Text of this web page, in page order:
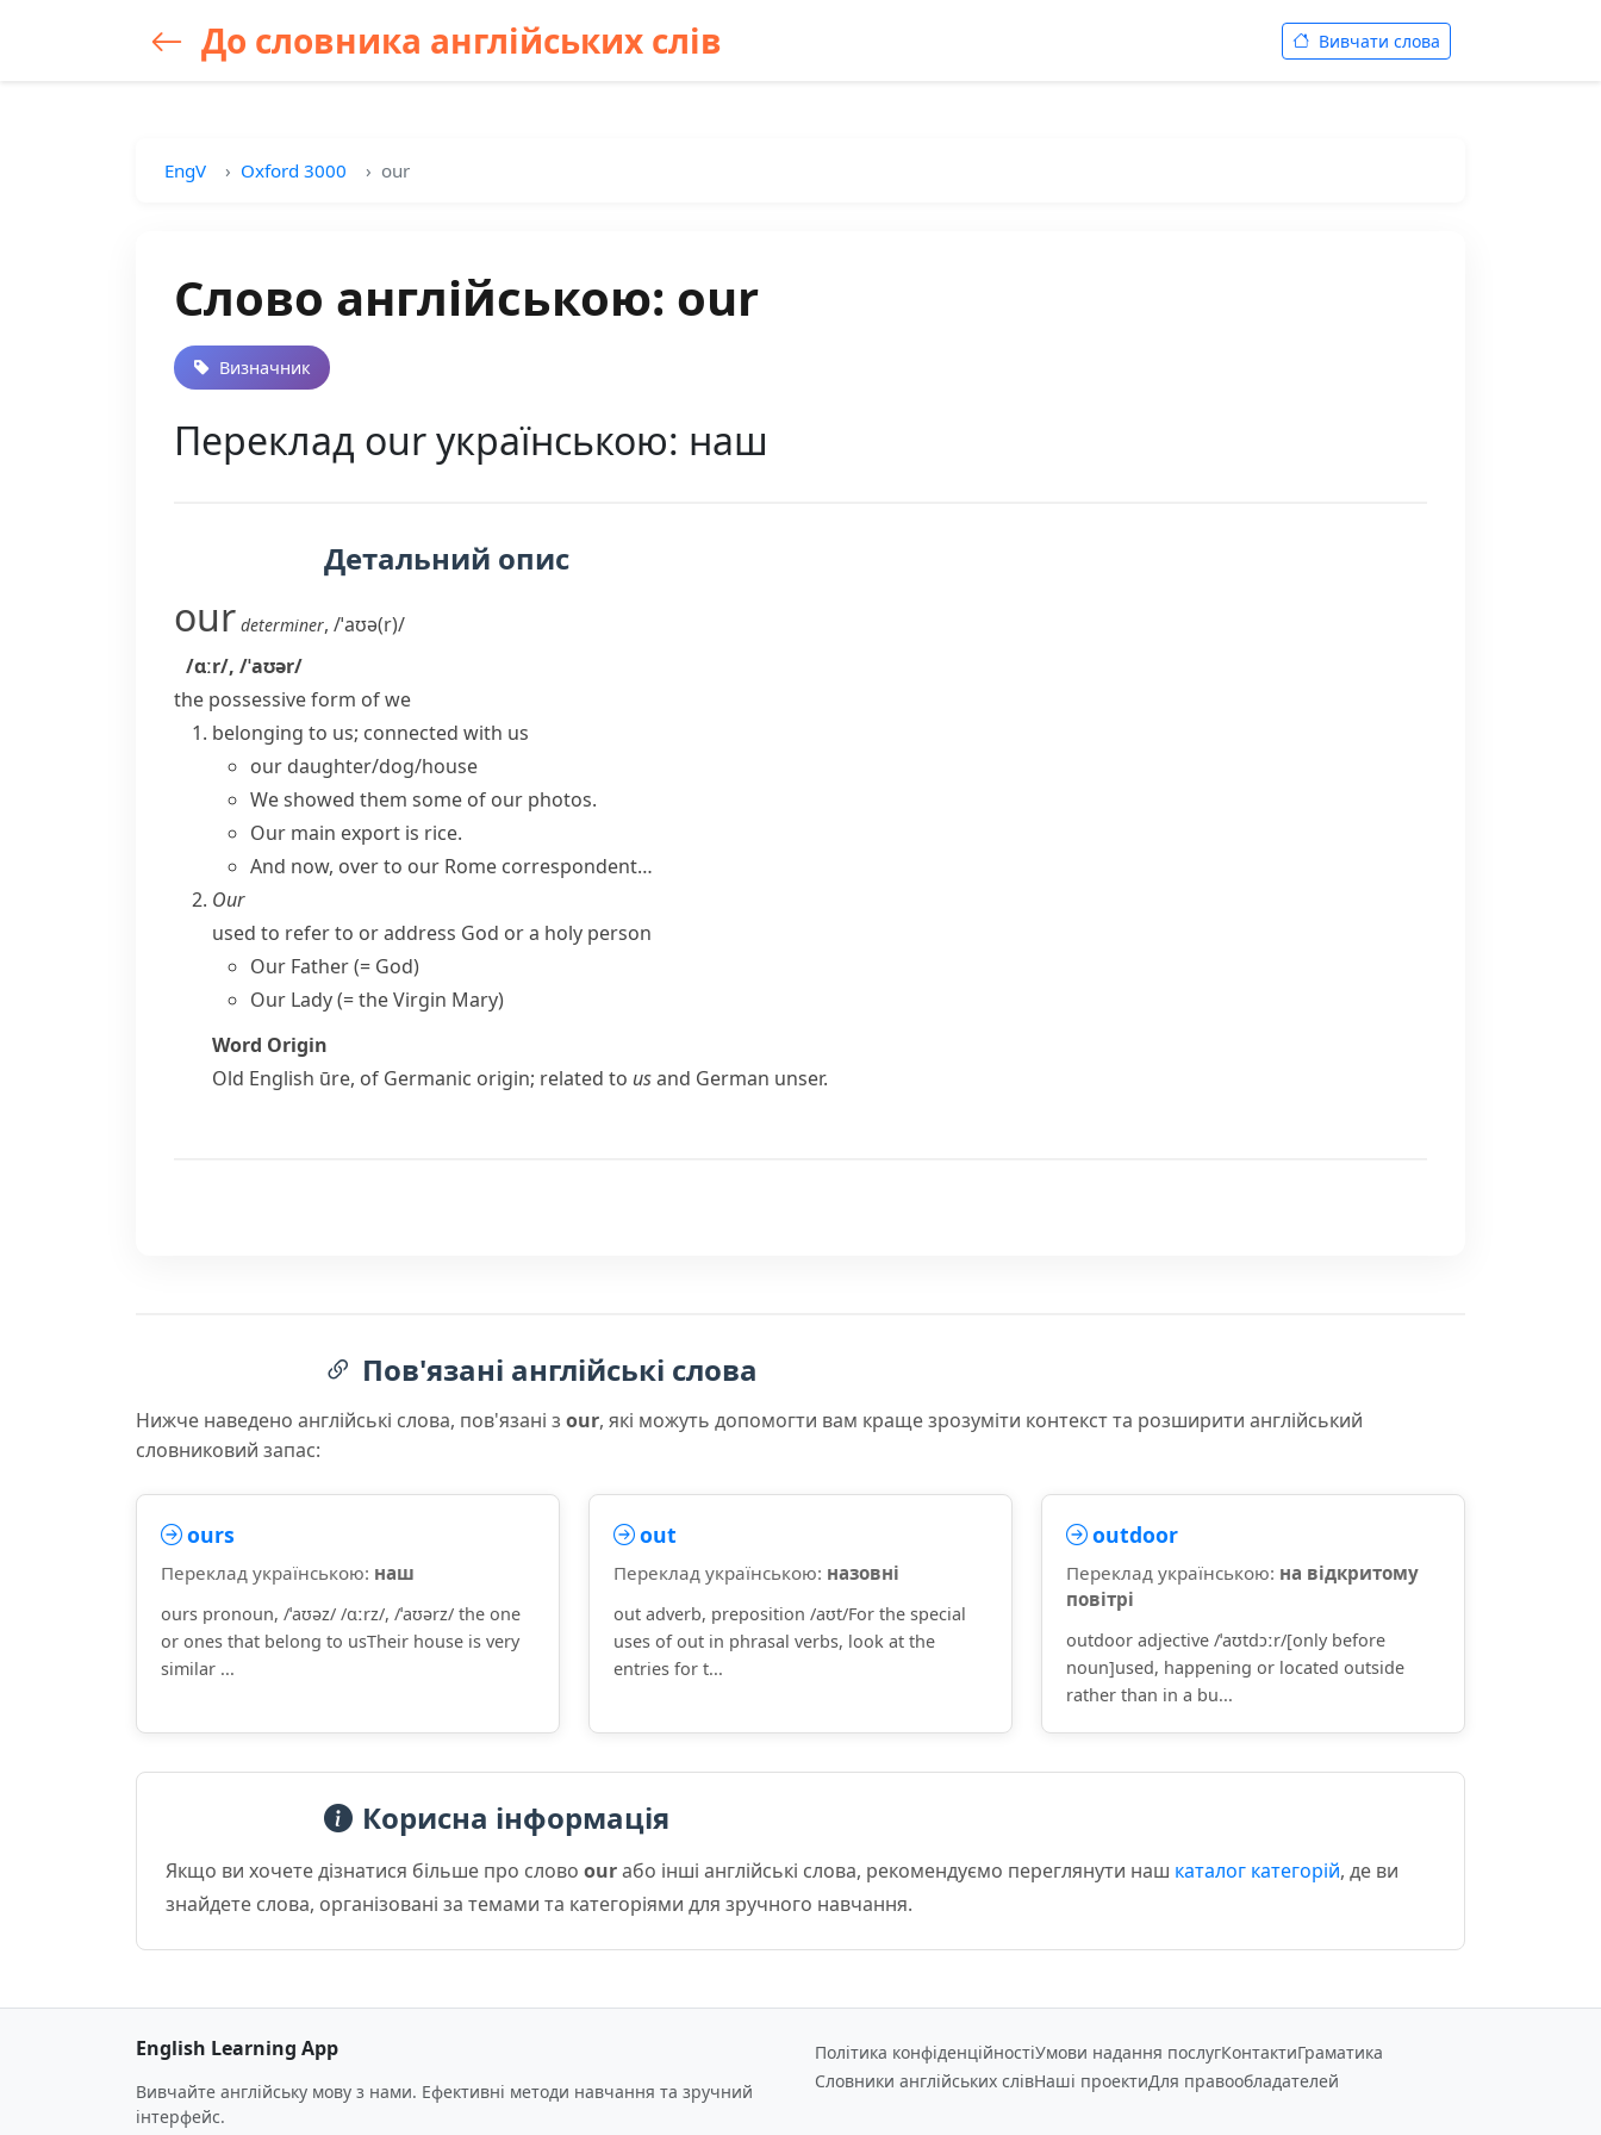
До словника англійських слів Вивчати слова
EngV Oxford 3000 our
Слово англійською: our
Визначник
Переклад our українською: наш
Детальний опис
our determiner, /ˈaʊə(r)/
/ɑːr/, /ˈaʊər/
the possessive form ofwe
belonging to us; connected with us
our daughter/dog/house
We showed them some of our photos.
Our main export is rice.
And now, over to our Rome correspondent…
Our
used to refer to or address God or a holy person
Our Father(= God)
Our Lady(= the Virgin Mary)
Word Origin
Old English ūre, of Germanic origin; related to usand German unser.
Пов'язані англійські слова
Нижче наведено англійські слова, пов'язані з our, які можуть допомогти вам краще зрозуміти контекст та розширити англійський
словниковий запас:
ours
Переклад українською: наш
ours pronoun, /ˈaʊəz/ /ɑːrz/, /ˈaʊərz/ the one
or ones that belong to usTheir house is very
similar ...
out
Переклад українською: назовні
out adverb, preposition /aʊt/For the special
uses of out in phrasal verbs, look at the
entries for t...
outdoor
Переклад українською: на відкритому
повітрі
outdoor adjective /ˈaʊtdɔːr/[only before
noun]used, happening or located outside
rather than in a bu...
Корисна інформація
Якщо ви хочете дізнатися більше про слово ourабо інші англійські слова, рекомендуємо переглянути наш каталог категорій, де ви
знайдете слова, організовані за темами та категоріями для зручного навчання.
English Learning App
Вивчайте англійську мову з нами. Ефективні методи навчання та зручний
інтерфейс.
Політика конфіденційностіУмови надання послугКонтактиГраматика
Словники англійських слівНаші проектиДля правообладателей